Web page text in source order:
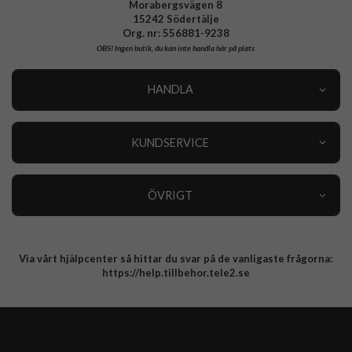
Morabergsvägen 8
15242 Södertälje
Org. nr: 556881-9238
OBS!Ingen butik, du kan inte handla här på plats
HANDLA
KUNDSERVICE
ÖVRIGT
Integritetspolicy
Via vårt hjälpcenter så hittar du svar på de vanligaste frågorna:
https://help.tillbehor.tele2.se